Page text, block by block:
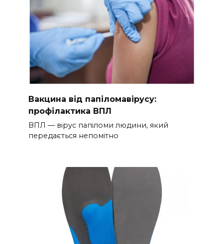
Вакцина від папіломавірусу:
профілактика ВПЛ
ВПЛ — вірус папіломи людини, який
передається непомітно